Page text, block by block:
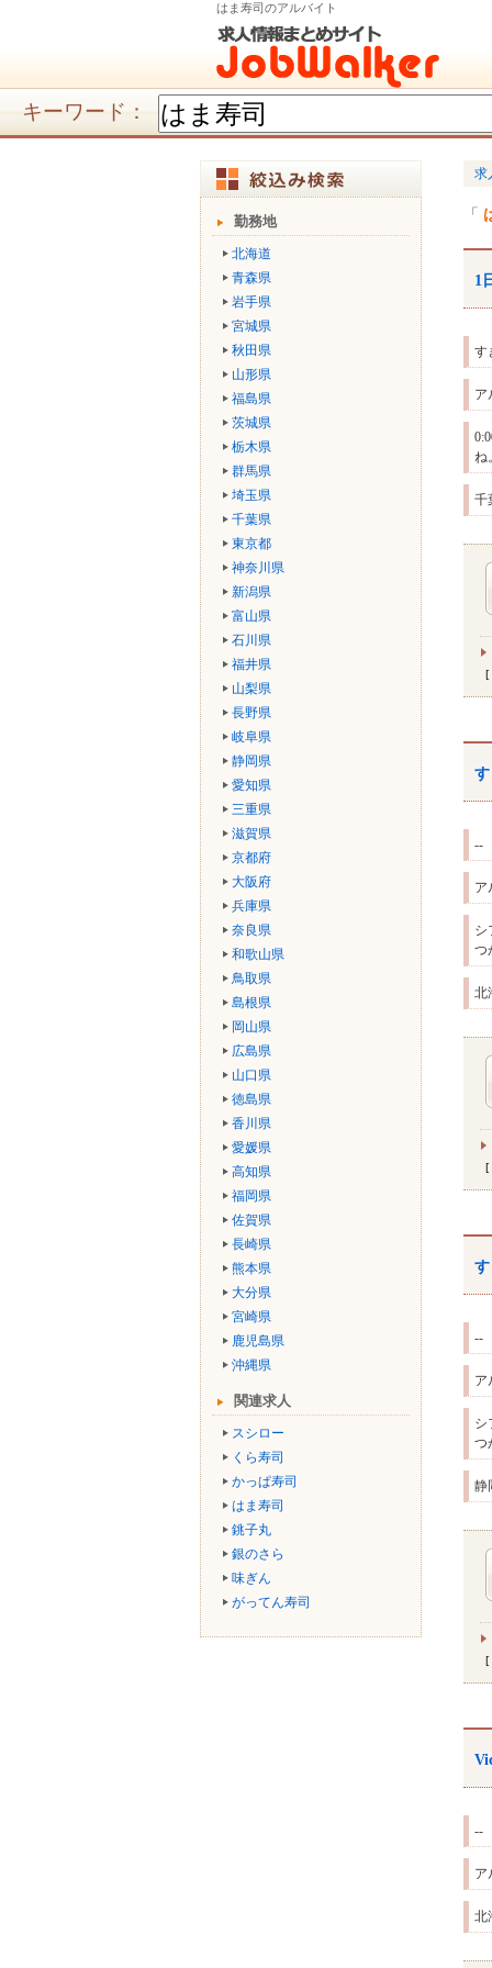
はま寿司のアルバイト
キーワード：
勤務地
北海道
青森県
岩手県
宮城県
秋田県
山形県
福島県
茨城県
栃木県
群馬県
埼玉県
千葉県
東京都
神奈川県
新潟県
富山県
石川県
福井県
山梨県
長野県
岐阜県
静岡県
愛知県
三重県
滋賀県
京都府
大阪府
兵庫県
奈良県
和歌山県
鳥取県
島根県
岡山県
広島県
山口県
徳島県
香川県
愛媛県
高知県
福岡県
佐賀県
長崎県
熊本県
大分県
宮崎県
鹿児島県
沖縄県
関連求人
スシロー
くら寿司
かっぱ寿司
はま寿司
銚子丸
銀のさら
味ぎん
がってん寿司
求
1
す
ア
ね。
千
--
ア
シ
つ
北
--
ア
シ
つ
静
--
ア
北